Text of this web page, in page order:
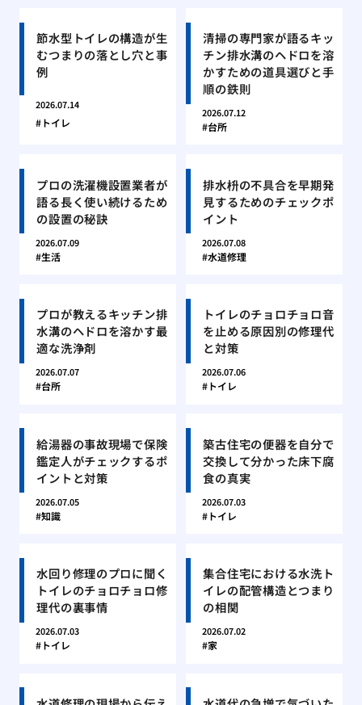
節水型トイレの構造が生
むつまりの落とし穴と事
例
2026.07.14
トイレ
清掃の専門家が語るキッ
チン排水溝のヘドロを溶
かすための道具選びと手
順の鉄則
2026.07.12
台所
プロの洗濯機設置業者が
語る長く使い続けるため
の設置の秘訣
2026.07.09
生活
排水枡の不具合を早期発
見するためのチェックポ
イント
2026.07.08
水道修理
プロが教えるキッチン排
水溝のヘドロを溶かす最
適な洗浄剤
2026.07.07
台所
トイレのチョロチョロ音
を止める原因別の修理代
と対策
2026.07.06
トイレ
給湯器の事故現場で保険
鑑定人がチェックするポ
イントと対策
2026.07.05
知識
築古住宅の便器を自分で
交換して分かった床下腐
食の真実
2026.07.03
トイレ
水回り修理のプロに聞く
トイレのチョロチョロ修
理代の裏事情
2026.07.03
トイレ
集合住宅における水洗ト
イレの配管構造とつまり
の相関
2026.07.02
家